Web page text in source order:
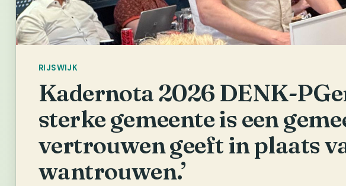
RIJSWIJK
Kadernota 2026 DENK-
sterke gemeente is een
vertrouwen geeft in plaats
wantrouwen.’